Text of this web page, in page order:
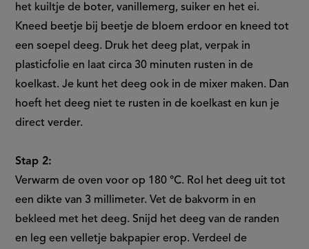
het kuiltje de boter, vanillemerg, suiker en het ei.
Kneed beetje bij beetje de bloem erdoor en kneed tot
een soepel deeg. Druk het deeg plat, verpak in
plasticfolie en laat circa 30 minuten rusten in de
koelkast. Je kunt het deeg ook in de mixer maken. Dan
hoeft het deeg niet te rusten in de koelkast en kun je
direct verder.
Stap 2:
Verwarm de oven voor op 180 °C. Rol het deeg uit tot
een dikte van 3 millimeter. Vet de bakvorm in en
bekleed met het deeg. Snijd het deeg van de randen
en leg een velletje bakpapier erop. Verdeel de